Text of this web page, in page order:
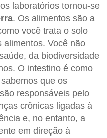
laboratórios tornou-se
. Os alimentos são a
você trata o solo
alimentos. Você não
da biodiversidade
O intestino é como
que os
são responsáveis pelo
crônicas ligadas à
e, no entanto, a
em direção à